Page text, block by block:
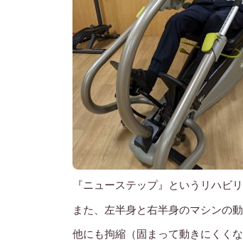
『ニューステップ』というリハビ
また、左半身と右半身のマシンの
他にも拘縮（固まって動きにくく